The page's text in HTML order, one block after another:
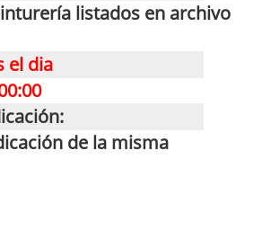
listados en archivo
el dia
de la misma